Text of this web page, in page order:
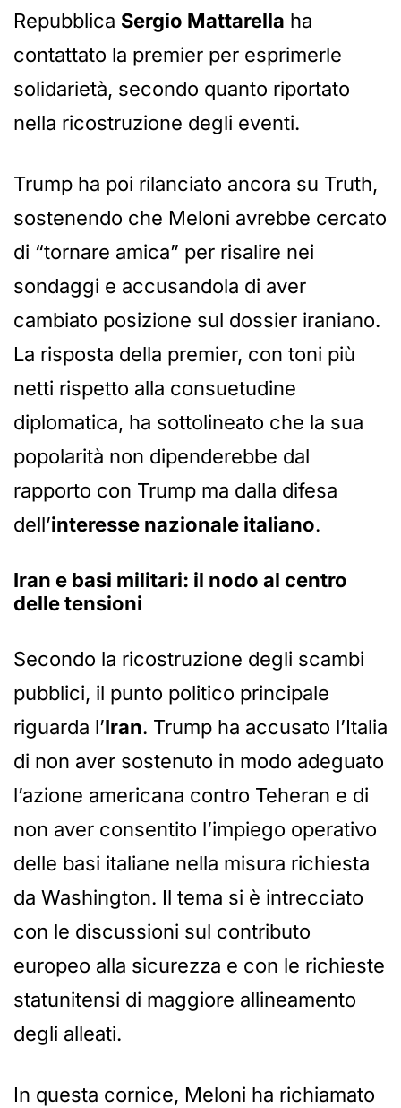
Repubblica Sergio Mattarella ha
contattato la premier per esprimerle
solidarietà, secondo quanto riportato
nella ricostruzione degli eventi.
Trump ha poi rilanciato ancora su Truth,
sostenendo che Meloni avrebbe cercato
di “tornare amica” per risalire nei
sondaggi e accusandola di aver
cambiato posizione sul dossier iraniano.
La risposta della premier, con toni più
netti rispetto alla consuetudine
diplomatica, ha sottolineato che la sua
popolarità non dipenderebbe dal
rapporto con Trump ma dalla difesa
dell’interesse nazionale italiano.
Iran e basi militari: il nodo al centro
delle tensioni
Secondo la ricostruzione degli scambi
pubblici, il punto politico principale
riguarda l’Iran. Trump ha accusato l’Italia
di non aver sostenuto in modo adeguato
l’azione americana contro Teheran e di
non aver consentito l’impiego operativo
delle basi italiane nella misura richiesta
da Washington. Il tema si è intrecciato
con le discussioni sul contributo
europeo alla sicurezza e con le richieste
statunitensi di maggiore allineamento
degli alleati.
In questa cornice, Meloni ha richiamato